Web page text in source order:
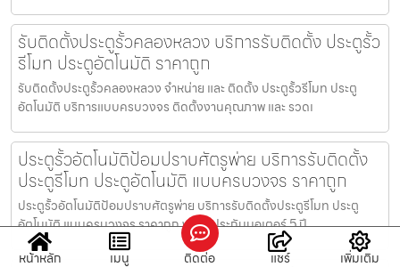
รับติดตั้งประตูรั้วคลองหลวง บริการรับติดตั้ง ประตูรั้ว
รีโมท ประตูอัตโนมัติ ราคาถูก
รับติดตั้งประตูรั้วคลองหลวง จำหน่าย และ ติดตั้ง ประตูรั้วรีโมท ประตู
อัตโนมัติ บริการแบบครบวงจร ติดตั้งงานคุณภาพ และ รวดเ
ประตูรั้วอัตโนมัติป้อมปราบศัตรูพ่าย บริการรับติดตั้ง
ประตูรีโมท ประตูอัตโนมัติ แบบครบวงจร ราคาถูก
ประตูรั้วอัตโนมัติป้อมปราบศัตรูพ่าย บริการรับติดตั้งประตูรีโมท ประตู
อัตโนมัติ แบบครบวงจร ราคาถูก พร้อมประกันมอเตอร์ 5 ปี
หน้าหลัก เมนู ติดต่อ แชร์ เพิ่มเติม